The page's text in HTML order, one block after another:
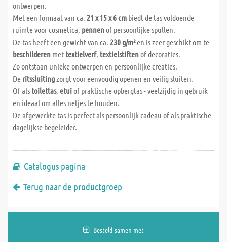
ontwerpen.
Met een formaat van ca. 21 x 15 x 6 cm biedt de tas voldoende
ruimte voor cosmetica, pennenof persoonlijke spullen.
De tas heeft een gewicht van ca. 230 g/m²en is zeer geschikt om te
beschilderen met textielverf, textielstiftenof decoraties.
Zo ontstaan unieke ontwerpen en persoonlijke creaties.
De ritssluitingzorgt voor eenvoudig openen en veilig sluiten.
Of als toilettas, etuiof praktische opbergtas - veelzijdig in gebruik
en ideaal om alles netjes te houden.
De afgewerkte tas is perfect als persoonlijk cadeau of als praktische
dagelijkse begeleider.
Catalogus pagina
Terug naar de productgroep
Besteld samen met